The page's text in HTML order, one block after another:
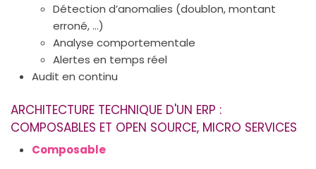
Détection d’anomalies (doublon, montant
erroné, …)
Analyse comportementale
Alertes en temps réel
Audit en continu
ARCHITECTURE TECHNIQUE D'UN ERP :
COMPOSABLES ET OPEN SOURCE, MICRO SERVICES
Composable